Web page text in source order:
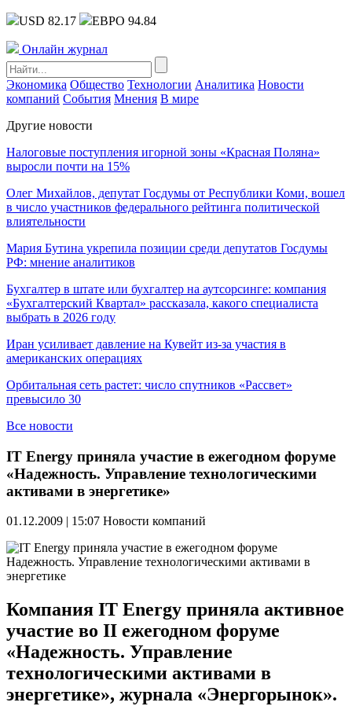
USD 82.17 ЕВРО 94.84
Онлайн журнал
Экономика Общество Технологии Аналитика Новости
компаний События Мнения В мире
Другие новости
Налоговые поступления игорной зоны «Красная Поляна»
выросли почти на 15%
Олег Михайлов, депутат Госдумы от Республики Коми, вошел
в число участников федерального рейтинга политической
влиятельности
Мария Бутина укрепила позиции среди депутатов Госдумы
РФ: мнение аналитиков
Бухгалтер в штате или бухгалтер на аутсорсинге: компания
«Бухгалтерский Квартал» рассказала, какого специалиста
выбрать в 2026 году
Иран усиливает давление на Кувейт из-за участия в
американских операциях
Орбитальная сеть растет: число спутников «Рассвет»
превысило 30
Все новости
IT Energy приняла участие в ежегодном форуме
«Надежность. Управление технологическими
активами в энергетике»
01.12.2009 | 15:07 Новости компаний
Компания IT Energy приняла активное
участие во II ежегодном форуме
«Надежность. Управление
технологическими активами в
энергетике», журнала «Энергорынок».